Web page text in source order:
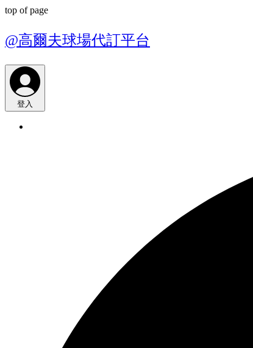
top of page
@高爾夫球場代訂平台
登入